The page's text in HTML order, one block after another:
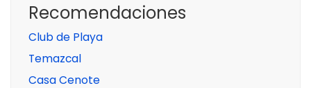
Recomendaciones
Club de Playa
Temazcal
Casa Cenote